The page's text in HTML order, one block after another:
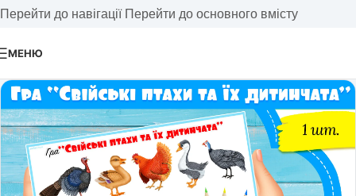
Перейти до навігації Перейти до основного вмісту
МЕНЮ